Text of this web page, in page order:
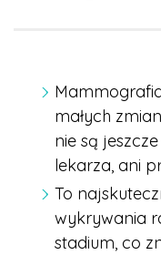
małych
nie są
lekarza, ani
To
wykrywania
stadium, co